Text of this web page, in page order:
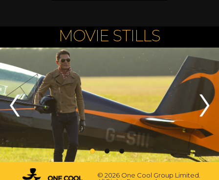
MOVIE STILLS
© 2026 One Cool Group Limited.